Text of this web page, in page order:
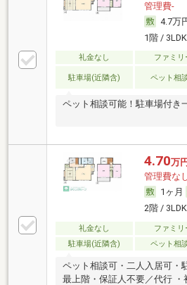
管理費-
4.7万
1階 /
礼金なし ファミリ
駐車場(近隣含) ペット相
ペット相談可能！駐車場付き
4.70万円
管理費な
1ヶ月
2階 /
礼金なし ファミリ
駐車場(近隣含)
ペット相
ペット相談可・二人入居可・
最上階・保証人不要／代行